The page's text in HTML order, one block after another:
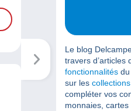
Le blog
travers d’articles
fonctionnalités du
sur les collections
compléter vos
monnaies,